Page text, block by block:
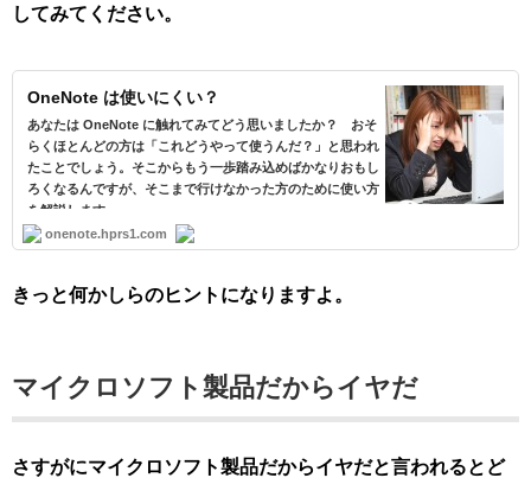
してみてください。
OneNote は使いにくい？
あなたは OneNote に触れてみてどう思いましたか？ おそ
らくほとんどの方は「これどうやって使うんだ？」と思われ
たことでしょう。そこからもう一歩踏み込めばかなりおもし
ろくなるんですが、そこまで行けなかった方のために使い方
を解説します。
onenote.hprs1.com
きっと何かしらのヒントになりますよ。
マイクロソフト製品だからイヤだ
さすがにマイクロソフト製品だからイヤだと言われるとど